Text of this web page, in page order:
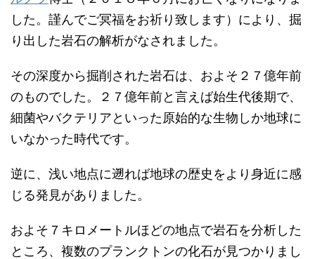
した。謹んでご冥福をお祈り致します）により、掘
り出した岩石の解析がなされました。
その深度から掘削された岩石は、およそ２７億年前
のものでした。２７億年前と言えば始生代後期で、
細菌やバクテリアといった原始的な生物しか地球に
いなかった時代です。
逆に、浅い地点に遡れば地球の歴史をより身近に感
じる発見がありました。
およそ７キロメートルほどの地点で岩石を分析した
ところ、複数のプランクトンの化石が見つかりまし